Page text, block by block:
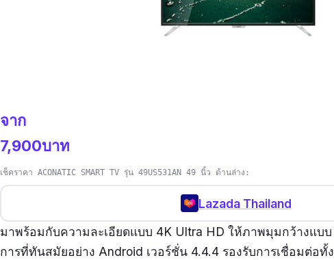
จาก
7,900บาท
เช็คราคา ACONATIC SMART TV รุ่น 49US531AN 49 นิ้ว ด้านล่าง:
Lazada Thailand
มาพร้อมกับความละเอียดแบบ 4K Ultra HD ให้ภาพมุมกว้างแบบ
การที่ทันสมัยอย่าง Android เวอร์ชั่น 4.4.4 รองรับการเชื่อมต่อทั้